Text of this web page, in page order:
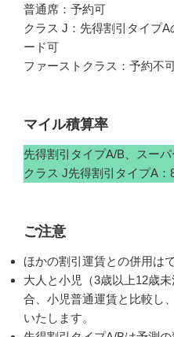
普通席：予約可
クラス J：先得割引タイプ
ード可
ファーストクラス：予約不
マイル積算率
先得割引タイプA/B、スー
クラス J先得割引タイプA：
ご注意
ほかの割引運賃との併用は
大人と小児（3歳以上12歳
合、小児普通運賃と比較し
いたします。